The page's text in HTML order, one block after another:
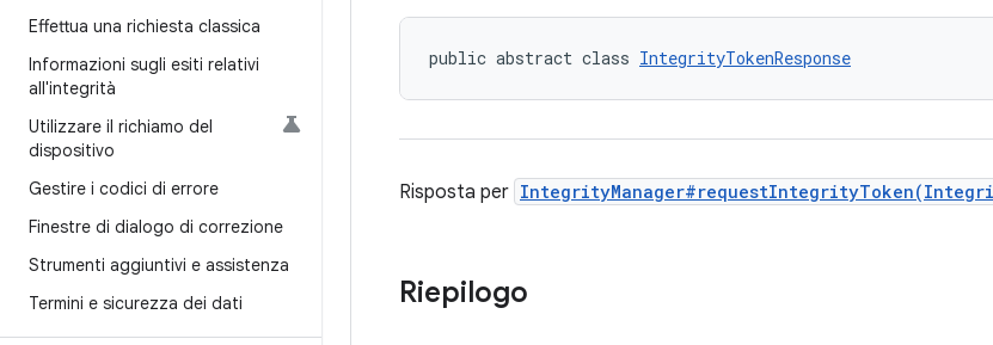
Effettua una richiesta classica
Informazioni sugli esiti relativi
all'integrità
Utilizzare il richiamo del
dispositivo
Gestire i codici di errore
Finestre di dialogo di correzione
Strumenti aggiuntivi e assistenza
Termini e sicurezza dei dati
public abstract class IntegrityTokenResponse
Risposta per
Riepilogo